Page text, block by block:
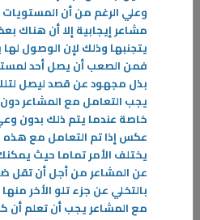
المثابر ( تيم س. غروفر)
كل شيء في هذا الكتاب يتعلّق بالرفع من
وعلي الرغم من أن
مشاعر إيجابية إلا أن هناك
يتجنبها وذلك لإن الوصول
فمن الصعب أن يصل أحد
بذل مجهود عن قصد ليصل
يجب التعامل مع المشاعر
خاصة عندما يتم ذلك بدون
عكس إذا تم التعامل مع
يختلف الأمر تماما حيث
عن المشاعر من أجل أن تقل
بالتخلي عن جزء تلو الأخر
مع المشاعر يجب أن تعلم